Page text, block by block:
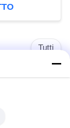
Tutti
ciclo di
ordinazione